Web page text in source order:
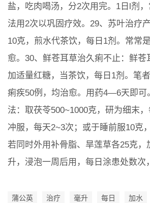
盐，吃肉喝汤，分2次用完。1日l剂
法用2次以巩固疗效。29、苏叶治疗
10克，煎水代茶饮，每日1剂。常常
愈。30、鲜苍耳草治久痢不止：鲜苍
加适量红糖，当茶饮，每日1剂。笔
痢疾50例，均治愈。用药4—6天即可
法：取茯苓500~1000克，研为细末
冲服，每天2~3次；或于睡前服10克
若同时外用补骨脂、旱莲草各25克，
升，浸泡一周后用，每日涂患处数次
蒲公英 治疗 毫升 每日 加水